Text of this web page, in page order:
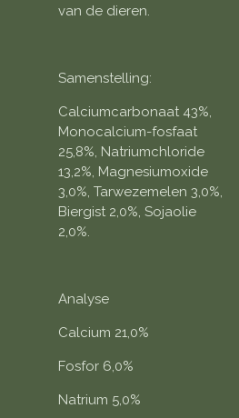
van de dieren.
Samenstelling:
Calciumcarbonaat 43%,
Monocalcium-fosfaat
25,8%, Natriumchloride
13,2%, Magnesiumoxide
3,0%, Tarwezemelen 3,0%,
Biergist 2,0%, Sojaolie
2,0%.
Analyse
Calcium 21,0%
Fosfor 6,0%
Natrium 5,0%